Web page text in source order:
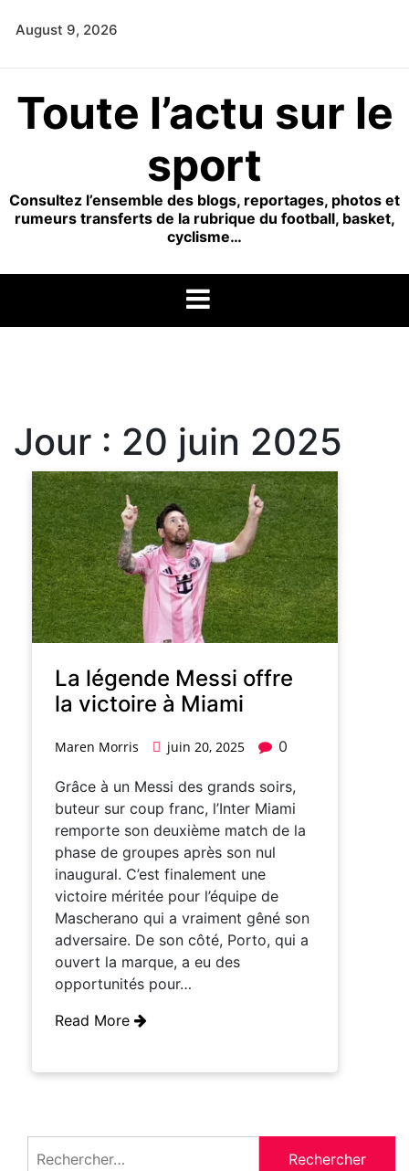
August 9, 2026
Toute l’actu sur le
sport
Consultez l’ensemble des blogs, reportages, photos et
rumeurs transferts de la rubrique du football, basket,
cyclisme…
Jour : 20 juin 2025
La légende Messi offre
la victoire à Miami
Maren Morris juin 20, 2025 0
Grâce à un Messi des grands soirs,
buteur sur coup franc, l’Inter Miami
remporte son deuxième match de la
phase de groupes après son nul
inaugural. C’est finalement une
victoire méritée pour l’équipe de
Mascherano qui a vraiment gêné son
adversaire. De son côté, Porto, qui a
ouvert la marque, a eu des
opportunités pour…
Read More